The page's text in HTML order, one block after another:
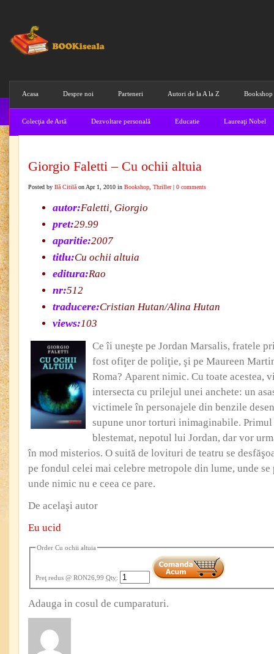
Acasa Despre noi Parteneri Autori de la A la Z Bookshop
Colecţia de Artă Dezvoltare personală Educatie Laureaţi Nobel
Giorgio Faletti – Cu ochii altuia
Posted by Ilă Citilă on Apr 1, 2010 in Bookshop Thriller| 0 comments
autor:Faletti, Giorgio
pret:29.99
aparitie:2007
titlu:Cu ochii altuia
editura:Rao
nr:512
traducere:Cristian Hutan/Alina Hutan
views:103
Ce îi uneşte pe Jordan Marsalis, fratele
fost ofiţer de poliţie, şi pe Maureen
Roma? Aparent nimic. Cu toate acestea,
intersecta cu prilejul unei anchete: un
victimele în personajele din benzile
supune unor torturi inimaginabile.
blestemat, nepotul lui Jordan, dar vor
în mod misterios. O suită de lovituri de teatru se
pe fondul celei mai celebre metropole din lume, unde
unde nimic nu e ceea ce pare.
De acelaşi autor
Eu ucid
Order Cu ochii altuia
Preţ redus @ RON26,99 Qty:
Adauga in cosul de cumparaturi.